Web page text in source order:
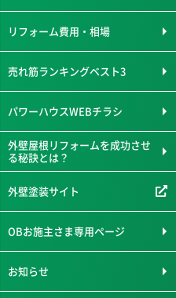
リフォーム費用・相場
売れ筋ランキングベスト3
パワーハウスWEBチラシ
外壁屋根リフォームを成功させ
る秘訣とは？
外壁塗装サイト
OBお施主さま専用ページ
お知らせ